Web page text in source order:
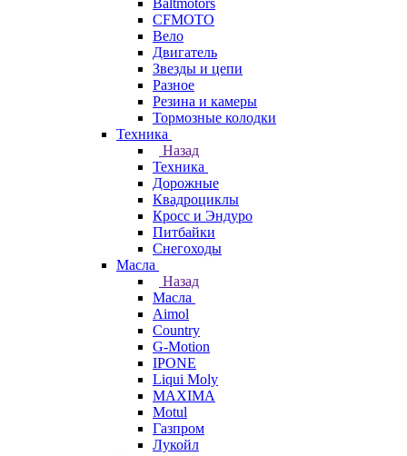
Baltmotors
CFMOTO
Вело
Двигатель
Звезды и цепи
Разное
Резина и камеры
Тормозные колодки
Техника
Назад
Техника
Дорожные
Квадроциклы
Кросс и Эндуро
Питбайки
Снегоходы
Масла
Назад
Масла
Aimol
Country
G-Motion
IPONE
Liqui Moly
MAXIMA
Motul
Газпром
Лукойл